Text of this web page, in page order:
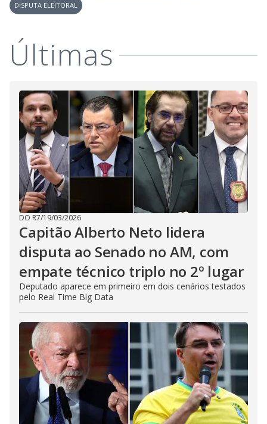
DISPUTA ELEITORAL
Últimas
DO R7/19/03/2026
Capitão Alberto Neto lidera
disputa ao Senado no AM, com
empate técnico triplo no 2º lugar
Deputado aparece em primeiro em dois cenários testados
pelo Real Time Big Data